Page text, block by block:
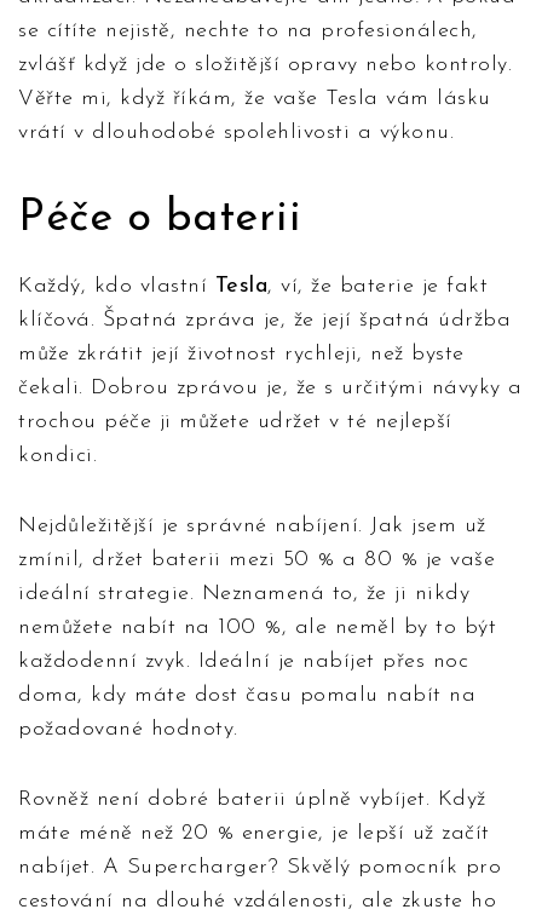
se cítíte nejistě, nechte to na profesionálech,
zvlášť když jde o složitější opravy nebo kontroly.
Věřte mi, když říkám, že vaše Tesla vám lásku
vrátí v dlouhodobé spolehlivosti a výkonu.
Péče o baterii
Každý, kdo vlastní Tesla, ví, že baterie je fakt
klíčová. Špatná zpráva je, že její špatná údržba
může zkrátit její životnost rychleji, než byste
čekali. Dobrou zprávou je, že s určitými návyky a
trochou péče ji můžete udržet v té nejlepší
kondici.
Nejdůležitější je správné nabíjení. Jak jsem už
zmínil, držet baterii mezi 50 % a 80 % je vaše
ideální strategie. Neznamená to, že ji nikdy
nemůžete nabít na 100 %, ale neměl by to být
každodenní zvyk. Ideální je nabíjet přes noc
doma, kdy máte dost času pomalu nabít na
požadované hodnoty.
Rovněž není dobré baterii úplně vybíjet. Když
máte méně než 20 % energie, je lepší už začít
nabíjet. A Supercharger? Skvělý pomocník pro
cestování na dlouhé vzdálenosti, ale zkuste ho